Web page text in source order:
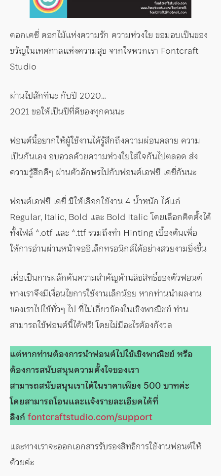
ดอกเดซี่ ดอกไม้แห่งความรัก ความห่วงใย ขอมอบเป็นของ
ขวัญในเทศกาลแห่งความสุข จากใจพวกเรา Fontcraft
Studio
ผ่านไปสักทีนะ กับปี 2020…
2021 ขอให้เป็นปีที่ดีของทุกคนนะ
ฟอนต์นี้อยากให้ผู้ใช้งานได้รู้สึกถึงความผ่อนคลาย ความ
เป็นกันเอง อบอวลด้วยความห่วงใยใส่ใจกันไปตลอด ส่ง
ความรู้สึกดีๆ ผ่านตัวอักษรไปกับฟอนต์เอฟซี เดซี่กันนะ
ฟอนต์เอฟซี เดซี่ มีให้เลือกใช้งาน 4 น้ำหนัก ได้แก่
Regular, Italic, Bold และ Bold Italic โดยเลือกติดตั้งได้
ทั้งไฟล์ *.otf และ *.ttf รวมถึงทำ Hinting เบื้องต้นเพื่อ
ให้การอ่านผ่านหน้าจออิเล็กทรอนิกส์ได้อย่างสวยงามยิ่งขึ้น
เพื่อเป็นการผลักดันความสำคัญด้านลิขสิทธิ์ของตัวฟอนต์
ทางเราจึงมีเงื่อนไขการใช้งานเล็กน้อย หากท่านนำผลงาน
ของเราไปใช้ทั่วๆ ไป ที่ไม่เกี่ยวข้องในเชิงพาณิชย์ ท่าน
สามารถใช้ฟอนต์นี้ได้ฟรี! โดยไม่มีอะไรต้องกังวล
แต่หากท่านต้องการนำฟอนต์ไปใช้เชิงพาณิชย์ หรือ
ต้องการสนับสนุนความตั้งใจของเรา
สามารถสนับสนุนเราได้ในราคาเพียง 500 บาทค่ะ
โดยสามารถโอนและแจ้งรายละเอียดได้ที่
ลิงก์fontcraftstudio.com/support
และทางเราจะออกเอกสารรับรองสิทธิการใช้งานฟอนต์ให้
ด้วยค่ะ